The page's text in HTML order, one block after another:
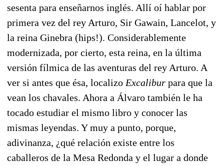
sesenta para enseñarnos inglés. Allí oí hablar por
primera vez del rey Arturo, Sir Gawain, Lancelot, y
la reina Ginebra (hips!). Considerablemente
modernizada, por cierto, esta reina, en la última
versión fílmica de las aventuras del rey Arturo. A
ver si antes que ésa, localizo Excalibur para que la
vean los chavales. Ahora a Álvaro también le ha
tocado estudiar el mismo libro y conocer las
mismas leyendas. Y muy a punto, porque,
adivinanza, ¿qué relación existe entre los
caballeros de la Mesa Redonda y el lugar a donde